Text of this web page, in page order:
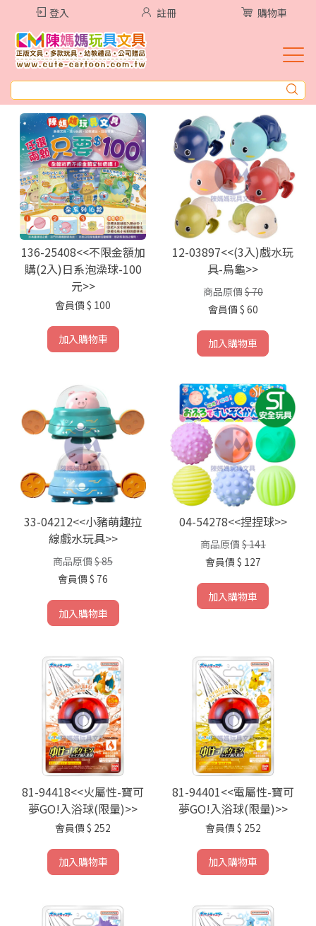
登入 註冊 購物車
136-25408<<不限金額加
購(2入)日系泡澡球-100
元>>
會員價 $ 100
加入購物車
12-03897<<(3入)戲水玩
具-烏龜>>
商品原價 $ 70
會員價 $ 60
加入購物車
33-04212<<小豬萌趣拉
線戲水玩具>>
商品原價 $ 85
會員價 $ 76
加入購物車
04-54278<<捏捏球>>
商品原價 $ 141
會員價 $ 127
加入購物車
81-94418<<火屬性-寶可
夢GO!入浴球(限量)>>
會員價 $ 252
加入購物車
81-94401<<電屬性-寶可
夢GO!入浴球(限量)>>
會員價 $ 252
加入購物車